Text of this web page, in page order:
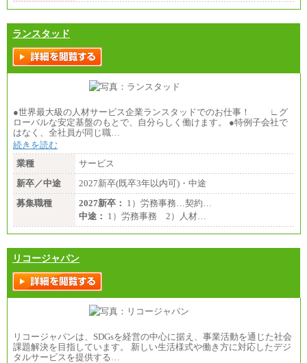
ランスタッド
●世界最大級の人材サービス企業ランスタッドでのお仕事！ ∟グ
ローバルな安定基盤のもとで、自分らしく働けます。 ●特例子会社で
はなく、全社員が同じ職…
続きを読む
業種
サービス
新卒／中途
2027新卒(既卒3年以内可)・中途
募集職種
2027新卒： 1）労務事務…契約…
中途： 1）労務事務 2）人材…
リコージャパン
リコージャパンは、SDGsを経営の中心に据え、事業活動を通じた社会
課題解決を目指しています。 新しい生活様式や働き方に対応したデジ
タルサービスを提供する…